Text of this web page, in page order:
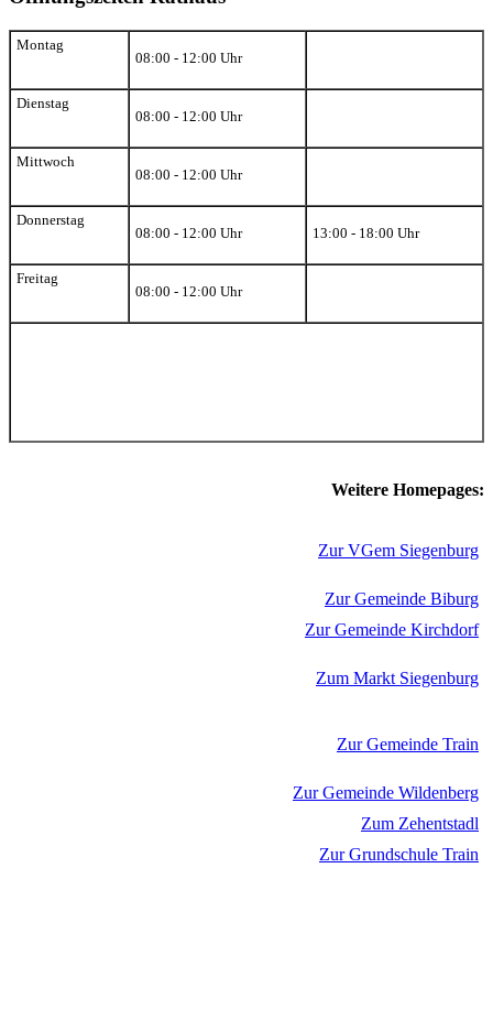
Montag
08:00 - 12:00 Uhr
Dienstag
08:00 - 12:00 Uhr
Mittwoch
08:00 - 12:00 Uhr
Donnerstag
08:00 - 12:00 Uhr
13:00 - 18:00 Uhr
Freitag
08:00 - 12:00 Uhr
Weitere Homepages:
Zur VGem Siegenburg
Zur Gemeinde Biburg
Zur Gemeinde Kirchdorf
Zum Markt Siegenburg
Zur Gemeinde Train
Zur Gemeinde Wildenberg
Zum Zehentstadl
Zur Grundschule Train